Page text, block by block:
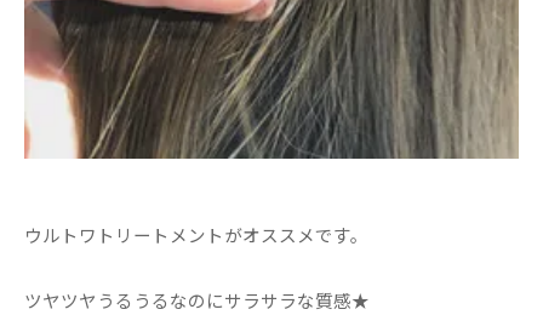
ウルトワトリートメントがオススメです。
ツヤツヤうるうるなのにサラサラな質感★